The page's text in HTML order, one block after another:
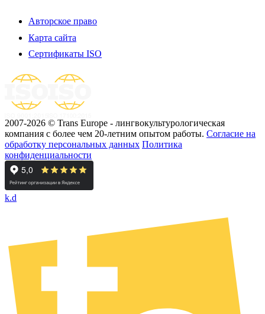
Авторское право
Карта сайта
Сертификаты ISO
2007-2026 © Trans Europe - лингвокультурологическая
компания с более чем 20-летним опытом работы. Cогласие на
обработку персональных данных Политика
конфиденциальности
k.d